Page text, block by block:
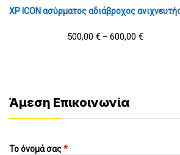
XP ICON ασύρματος αδιάβροχος
500,00 € – 600,00 €
Άμεση Επικοινωνία
Το όνομά σας*